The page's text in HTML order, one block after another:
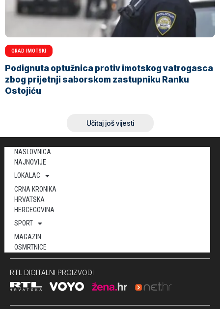
GRAD IMOTSKI
Podignuta optužnica protiv imotskog vatrogasca
zbog prijetnji saborskom zastupniku Ranku
Ostojiću
Učitaj još vijesti
NASLOVNICA
NAJNOVIJE
LOKALAC
CRNA KRONIKA
HRVATSKA
HERCEGOVINA
SPORT
MAGAZIN
OSMRTNICE
RTL DIGITALNI PROIZVODI